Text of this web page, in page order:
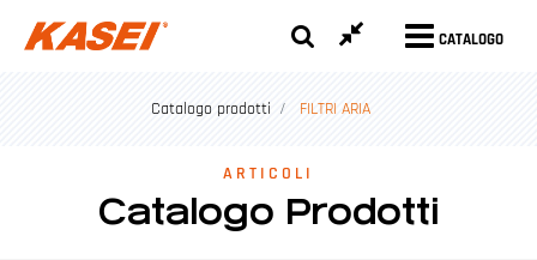
CATALOGO
Catalogo prodotti FILTRI ARIA
ARTICOLI
Catalogo Prodotti